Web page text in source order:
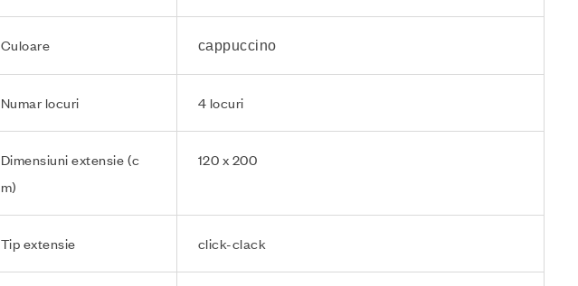
Culoare cappuccino
Numar locuri 4 locuri
Dimensiuni extensie (c
m)
120 x 200
Tip extensie click-clack